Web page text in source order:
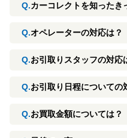
Q.カーコレクトを知ったき
Q.オペレーターの対応は？
Q.お引取りスタッフの対応
Q.お引取り日程についての
Q.お買取金額については？